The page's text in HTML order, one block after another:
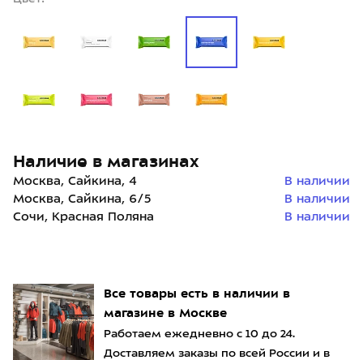
Все товары есть в наличии в
магазине в Москве
Работаем ежедневно с 10 до 24.
Доставляем заказы по всей России и в
Наличие в магазинах
Москва, Сайкина, 4
В наличии
Москва, Сайкина, 6/5
В наличии
Сочи, Красная Поляна
В наличии